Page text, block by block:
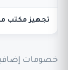
تجهيز مكتب
خصومات